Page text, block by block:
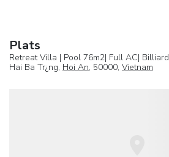
Plats
Retreat Villa | Pool 76m2| Full AC| Billiard
Hai Ba Tr¿ng, Hoi An, 50000, Vietnam